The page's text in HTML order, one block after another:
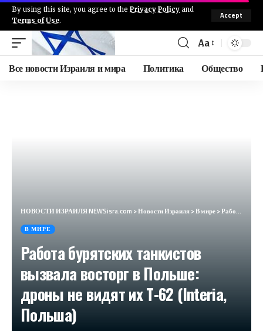
By using this site, you agree to the Privacy Policy and
Terms of Use.
Accept
Aa
Все новости Израиля и мира Политика Общество
НОВОСТИ ИЗРАИЛЯ NEWSisra.com >Новости Израиля>В мире>Работа бурятских танкистов вызвала восторг в Польше: дроны не видят их Т-62 (Interia, Польша)
В МИРЕ
Работа бурятских танкистов
вызвала восторг в Польше:
дроны не видят их Т-62 (Interia,
Польша)